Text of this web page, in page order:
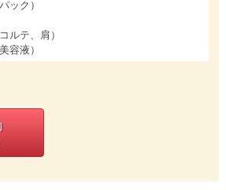
ック）
ルテ、肩）
容液）